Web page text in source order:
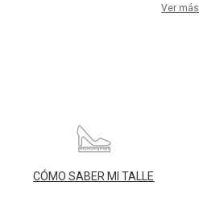
Ver más
CÓMO SABER MI TALLE